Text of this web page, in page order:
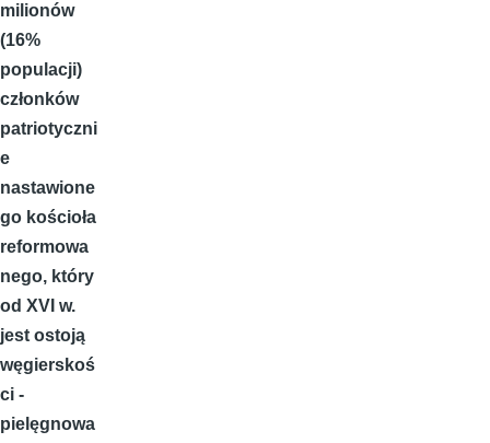
milionów
(16%
populacji)
członków
patriotyczni
e
nastawione
go kościoła
reformowa
nego, który
od XVI w.
jest ostoją
węgierskoś
ci -
pielęgnowa